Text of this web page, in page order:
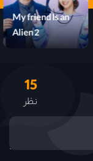
Genie, Make a
Wish
15
نظر